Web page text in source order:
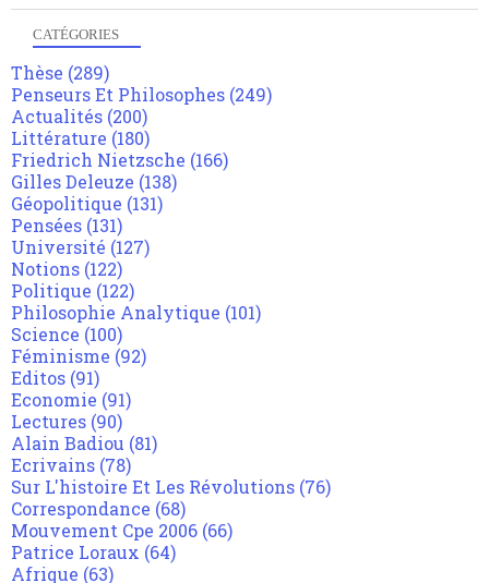
CATÉGORIES
Thèse (289)
Penseurs Et Philosophes (249)
Actualités (200)
Littérature (180)
Friedrich Nietzsche (166)
Gilles Deleuze (138)
Géopolitique (131)
Pensées (131)
Université (127)
Notions (122)
Politique (122)
Philosophie Analytique (101)
Science (100)
Féminisme (92)
Editos (91)
Economie (91)
Lectures (90)
Alain Badiou (81)
Ecrivains (78)
Sur L'histoire Et Les Révolutions (76)
Correspondance (68)
Mouvement Cpe 2006 (66)
Patrice Loraux (64)
Afrique (63)